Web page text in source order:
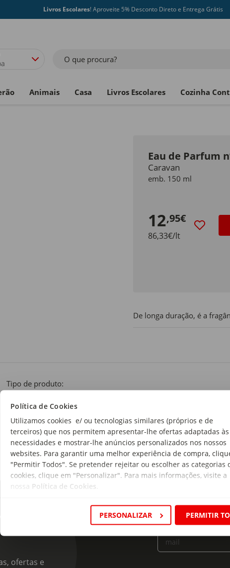
Política de Cookies
Utilizamos cookies e/ ou tecnologias similares (próprios e de
terceiros) que nos permitem apresentar-lhe ofertas adaptadas às
necessidades e mostrar-lhe anúncios personalizados nos nossos
websites. Para garantir uma melhor experiência de compra,
"Permitir Todos". Se pretender rejeitar ou escolher as categorias
cookies, clique em "Personalizar". Para mais informações, visite a
nossa Política de Cookies
PERSONALIZAR PERMITIR
Livros Escolares! Aproveite 5% Desconto Direto e Entrega Grátis
O que procura?
Animais Casa Livros Escolares Cozinha
Eau de Parfum
Caravan
emb. 150 ml
12,95€
86,33€/lt
De longa duração, é a
Tipo de produto:
ofertas e
mail